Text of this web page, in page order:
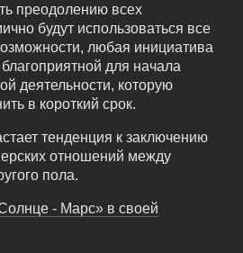
преодолению всех
будут использоваться все
любая инициатива
для начала
деятельности, которую
в короткий срок.
тенденция к заключению
отношений между
пола.
- Марс» в своей